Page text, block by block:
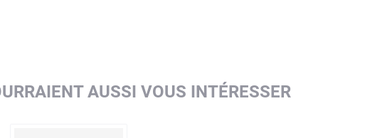
AUSSI VOUS INTÉRESSER